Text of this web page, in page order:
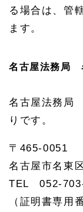
情報
町役
地・
8.
2
町の
年金
手続
る場合は、管
ます。
名古屋法務局
名古屋法務局
りです。
〒465-0051
名古屋市名東
TEL 052-
（証明書専